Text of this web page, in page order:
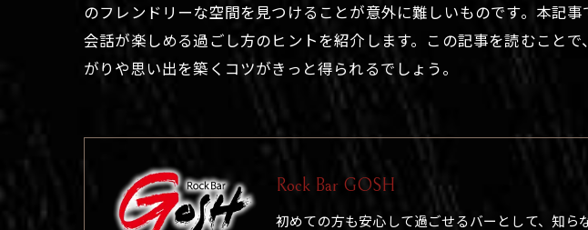
のフレンドリーな空間を見つけることが意外に難しいものです。本記
会話が楽しめる過ごし方のヒントを紹介します。この記事を読むこと
がりや思い出を築くコツがきっと得られるでしょう。
Rock Bar GOSH
初めての方も安心して過ごせるバーとして、知